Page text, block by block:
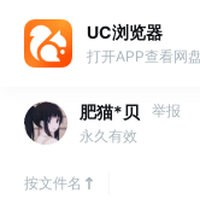
UC浏览器
打开APP查看网
肥猫*贝
举报
永久有效
按文件名